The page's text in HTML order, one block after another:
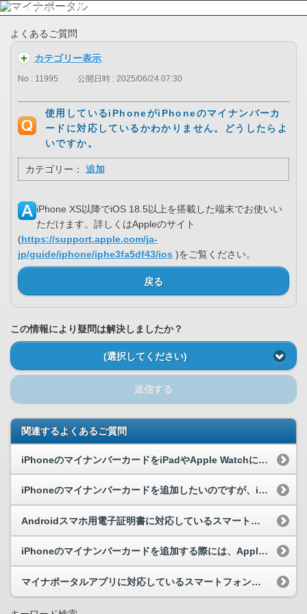
よくあるご質問
カテゴリー表示
No : 11995 公開日時 : 2025/06/24 07:30
使用しているiPhoneがiPhoneのマイナンバーカ
ードに対応しているかわかりません。どうしたらよ
いですか。
カテゴリー： 追加
iPhone XS以降でiOS 18.5以上を搭載した端末でお使いい
ただけます。詳しくはAppleのサイト
(https://support.apple.com/ja-
jp/guide/iphone/iphe3fa5df43/ios )をご覧ください。
戻る
この情報により疑問は解決しましたか？
(選択してください)
送信する
関連するよくあるご質問
iPhoneのマイナンバーカードをiPadやApple Watchに追加することはできますか。
iPhoneのマイナンバーカードを追加したいのですが、iPhoneで実物のマイナンバーカードを...
Androidスマホ用電子証明書に対応しているスマートフォンを教えてください。
iPhoneのマイナンバーカードを追加する際には、Appleウォレットが必要なのでしょうか？
マイナポータルアプリに対応しているスマートフォン等を教えてください。